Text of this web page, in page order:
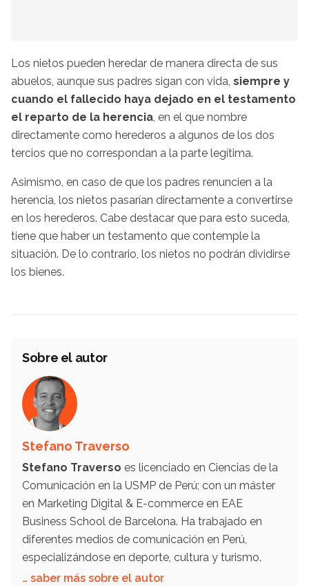
Los nietos pueden heredar de manera directa de sus
abuelos, aunque sus padres sigan con vida, siempre y
cuando el fallecido haya dejado en el testamento
el reparto de la herencia, en el que nombre
directamente como herederos a algunos de los dos
tercios que no correspondan a la parte legítima.
Asimismo, en caso de que los padres renuncien a la
herencia, los nietos pasarían directamente a convertirse
en los herederos. Cabe destacar que para esto suceda,
tiene que haber un testamento que contemple la
situación. De lo contrario, los nietos no podrán dividirse
los bienes.
Sobre el autor
Stefano Traverso
Stefano Traverso es licenciado en Ciencias de la
Comunicación en la USMP de Perú; con un máster
en Marketing Digital & E-commerce en EAE
Business School de Barcelona. Ha trabajado en
diferentes medios de comunicación en Perú,
especializándose en deporte, cultura y turismo.
… saber más sobre el autor